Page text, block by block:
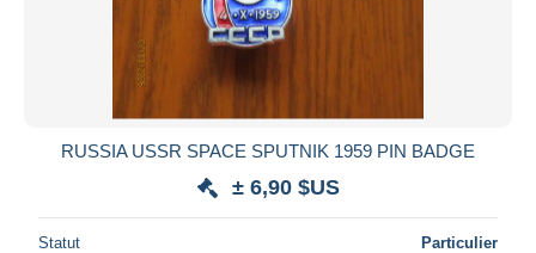
RUSSIA USSR SPACE SPUTNIK 1959 PIN BADGE
± 6,90 $US
Statut Particulier